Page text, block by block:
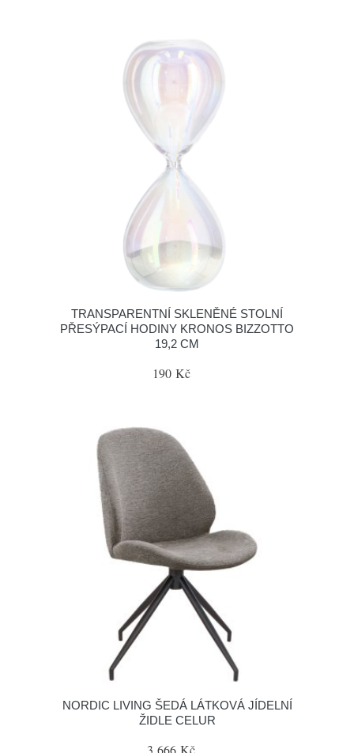
TRANSPARENTNÍ SKLENĚNÉ STOLNÍ
PŘESÝPACÍ HODINY KRONOS BIZZOTTO
19,2 CM
190 Kč
NORDIC LIVING ŠEDÁ LÁTKOVÁ JÍDELNÍ
ŽIDLE CELUR
3 666 Kč